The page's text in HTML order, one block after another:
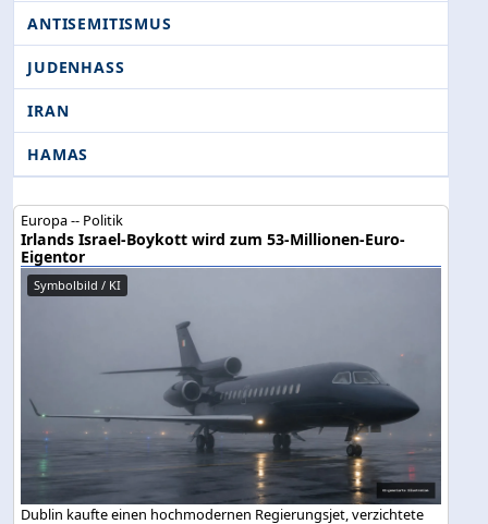
ANTISEMITISMUS
JUDENHASS
IRAN
HAMAS
Europa -- Politik
Irlands Israel-Boykott wird zum 53-Millionen-Euro-
Eigentor
Symbolbild / KI
Dublin kaufte einen hochmodernen Regierungsjet, verzichtete